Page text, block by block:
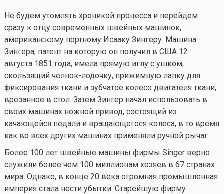
Не будем утомлять хроникой процесса и перейдем
сразу к отцу современных швейных машинок,
американскому портному Исааку Зингеру. Машина
Зингера, патент на которую он получил в США 12
августа 1851 года, имела прямую иглу с ушком,
скользящий челнок-лодочку, прижимную лапку для
фиксирования ткани и зубчатое колесо двигателя ткани,
врезанное в стол. Затем Зингер начал использовать в
своих машинах ножной привод, состоящий из
качающейся педали и вращающегося колеса, в то время
как во всех других машинах применяли ручной рычаг.
Более 100 лет швейные машины фирмы Singer верно
служили более чем 100 миллионам хозяев в 67 странах
мира. Однако, в конце 20 века огромная промышленная
империя стала нести убытки. Старейшую фирму